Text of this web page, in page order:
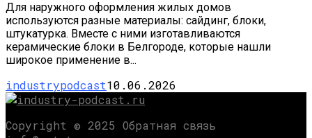
Для наружного оформления жилых домов
используются разные материалы: сайдинг, блоки,
штукатурка. Вместе с ними изготавливаются
керамические блоки в Белгороде, которые нашли
широкое применение в...
industrypodcast10.06.2026
Copyright © 2025 Обратная связь